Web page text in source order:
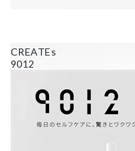
CREATEs
9012